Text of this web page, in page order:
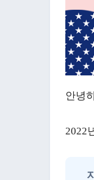
안녕
2022